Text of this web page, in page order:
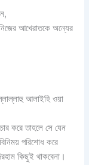
নিজের আখেরাতকে অন্যের
আলাইহি ওয়া
করে তাহলে সে যেন
পরিশোধ করে
কিছুই থাকবেনা।